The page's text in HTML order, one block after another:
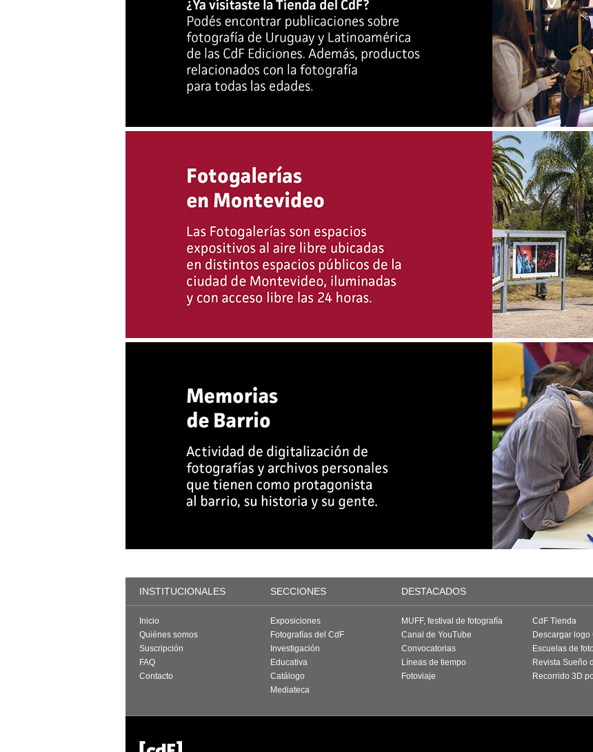
INSTITUCIONALES SECCIONES DESTACADOS
Inicio
Quiénes somos
Suscripción
FAQ
Contacto
Exposiciones
Fotografías del CdF
Investigación
Educativa
Catálogo
Mediateca
MUFF, festival de fotografía
Canal de YouTube
Convocatorias
Líneas de tiempo
Fotoviaje
CdF Tienda
Descargar logo
Escuelas de
Revista Sueño
Recorrido 3D